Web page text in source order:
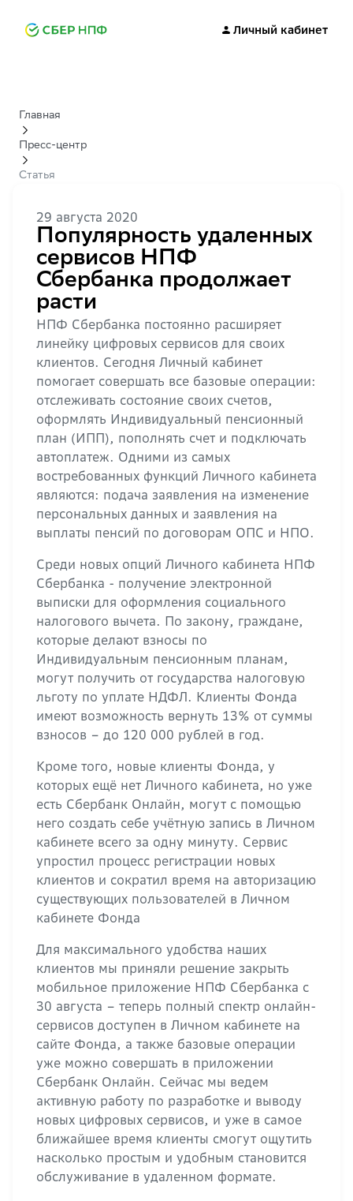
Личный кабинет
Главная
Пресс-центр
Статья
29 августа 2020
Популярность удаленных
сервисов НПФ
Сбербанка продолжает
расти
НПФ Сбербанка постоянно расширяет
линейку цифровых сервисов для своих
клиентов. Сегодня Личный кабинет
помогает совершать все базовые операции:
отслеживать состояние своих счетов,
оформлять Индивидуальный пенсионный
план (ИПП), пополнять счет и подключать
автоплатеж. Одними из самых
востребованных функций Личного кабинета
являются: подача заявления на изменение
персональных данных и заявления на
выплаты пенсий по договорам ОПС и НПО.
Среди новых опций Личного кабинета НПФ
Сбербанка - получение электронной
выписки для оформления социального
налогового вычета. По закону, граждане,
которые делают взносы по
Индивидуальным пенсионным планам,
могут получить от государства налоговую
льготу по уплате НДФЛ. Клиенты Фонда
имеют возможность вернуть 13% от суммы
взносов – до 120 000 рублей в год.
Кроме того, новые клиенты Фонда, у
которых ещё нет Личного кабинета, но уже
есть Сбербанк Онлайн, могут с помощью
него создать себе учётную запись в Личном
кабинете всего за одну минуту. Сервис
упростил процесс регистрации новых
клиентов и сократил время на авторизацию
существующих пользователей в Личном
кабинете Фонда
Для максимального удобства наших
клиентов мы приняли решение закрыть
мобильное приложение НПФ Сбербанка с
30 августа – теперь полный спектр онлайн-
сервисов доступен в Личном кабинете на
сайте Фонда, а также базовые операции
уже можно совершать в приложении
Сбербанк Онлайн. Сейчас мы ведем
активную работу по разработке и выводу
новых цифровых сервисов, и уже в самое
ближайшее время клиенты смогут ощутить
насколько простым и удобным становится
обслуживание в удаленном формате.